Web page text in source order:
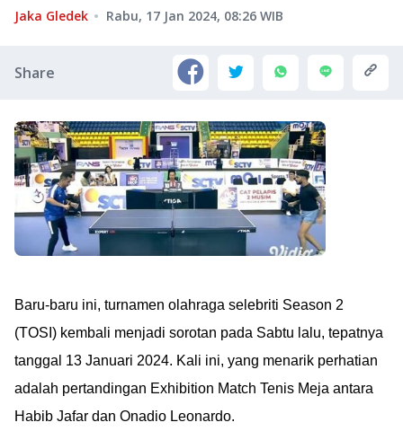
Jaka Gledek Rabu, 17 Jan 2024, 08:26 WIB
Share
Baru-baru ini, turnamen olahraga selebriti Season 2
(TOSI) kembali menjadi sorotan pada Sabtu lalu, tepatnya
tanggal 13 Januari 2024. Kali ini, yang menarik perhatian
adalah pertandingan Exhibition Match Tenis Meja antara
Habib Jafar dan Onadio Leonardo.